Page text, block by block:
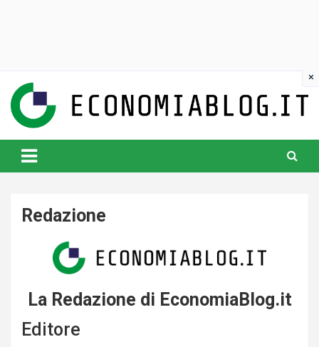
content
www.economiablog.it
Redazione
La Redazione di EconomiaBlog.it
Editore